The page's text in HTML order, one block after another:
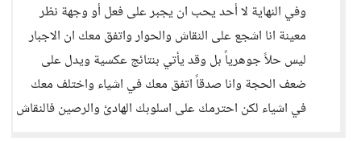
وفي النهاية لا أحد يحب ان يجبر على فعل أو وجهة نظر
معينة انا اشجع على النقاش والحوار واتفق معك ان الاجبار
ليس حلاً جوهرياً بل وقد يأتي بنتائج عكسية ويدل على
ضعف الحجة وانا صدقاً اتفق معك في اشياء واختلف معك
في اشياء لكن احترمك على اسلوبك الهادئ والرصين فالنقاش